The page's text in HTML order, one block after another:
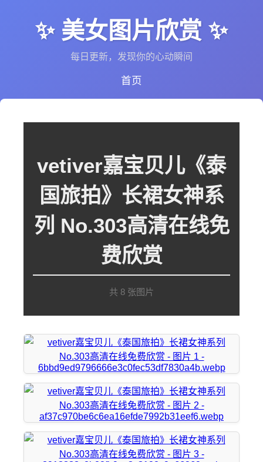
✨ 美女图片欣赏 ✨
每日更新，发现你的心动瞬间
首页
vetiver嘉宝贝儿《泰
国旅拍》长裙女神系
列 No.303高清在线免
费欣赏
共 8 张图片